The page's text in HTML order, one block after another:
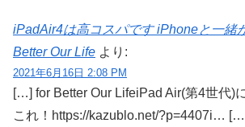
iPadAir4は高コスパです iPhoneと一緒
Better Our Life より:
2021年6月16日 2:08 PM
[…] for Better Our LifeiPad Air(第4世代)
これ！https://kazublo.net/?p=4407i…